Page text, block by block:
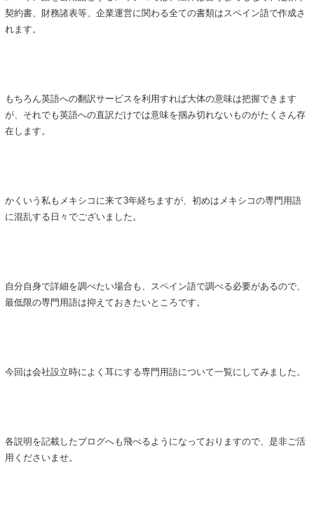
契約書、財務諸表等、企業運営に関わる全ての書類はスペイン語で作成さ
れます。
もちろん英語への翻訳サービスを利用すれば大体の意味は把握できます
が、それでも英語への直訳だけでは意味を掴み切れないものがたくさん存
在します。
かくいう私もメキシコに来て3年経ちますが、初めはメキシコの専門用語
に混乱する日々でございました。
自分自身で詳細を調べたい場合も、スペイン語で調べる必要があるので、
最低限の専門用語は抑えておきたいところです。
今回は会社設立時によく耳にする専門用語について一覧にしてみました。
各説明を記載したブログへも飛べるようになっておりますので、是非ご活
用くださいませ。